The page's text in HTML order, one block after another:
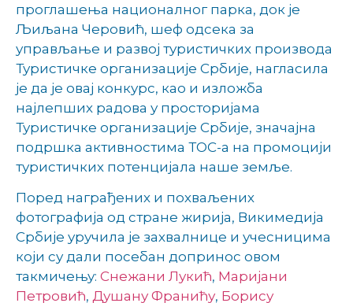
проглашења националног парка, док је
Љиљана Черовић, шеф одсека за
управљање и развој туристичких производа
Туристичке организације Србије, нагласила
је да је овај конкурс, као и изложба
најлепших радова у просторијама
Туристичке организације Србије, значајна
подршка активностима ТОС-а на промоцији
туристичких потенцијала наше земље.
Поред награђених и похваљених
фотографија од стране жирија, Викимедија
Србије уручила је захвалнице и учесницима
који су дали посебан допринос овом
такмичењу: Снежани Лукић, Маријани
Петровић, Душану Франићу, Борису